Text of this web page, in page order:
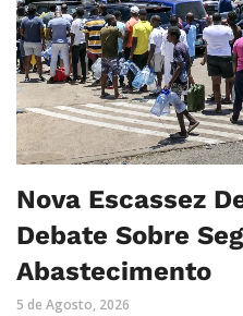
Nova Escassez
Debate Sobre
Abastecimento
5 de Agosto, 2026